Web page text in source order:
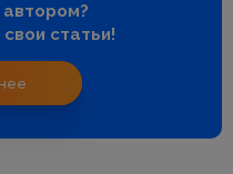
статьи!